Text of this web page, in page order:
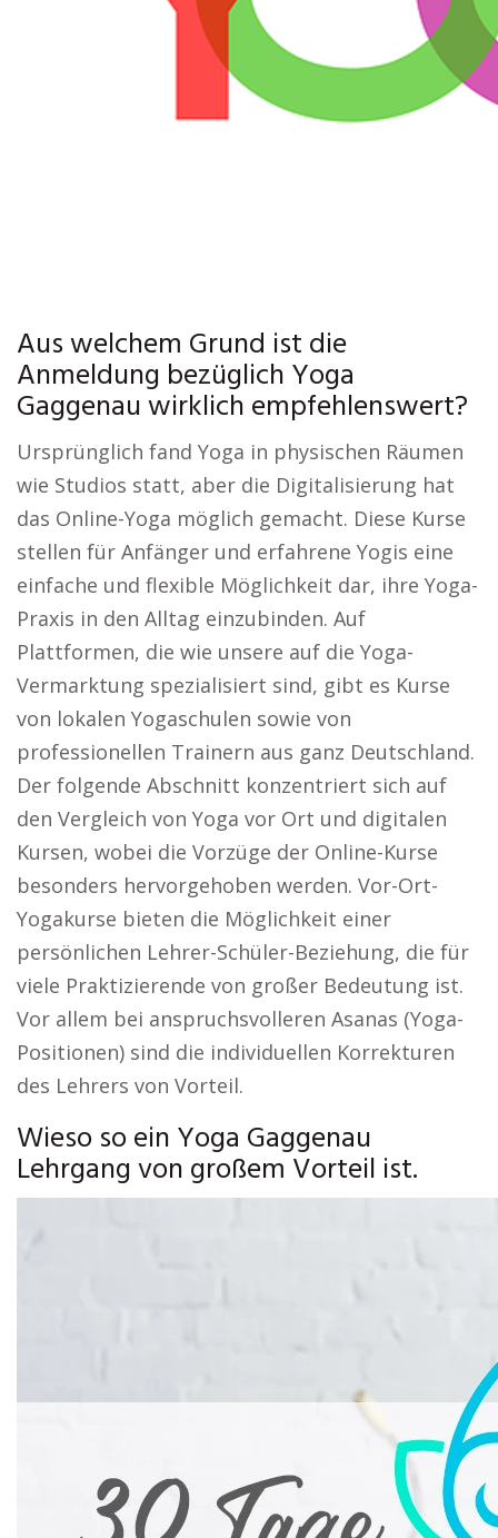
Aus welchem Grund ist die
Anmeldung bezüglich Yoga
Gaggenau wirklich empfehlenswert?
Ursprünglich fand Yoga in physischen Räumen
wie Studios statt, aber die Digitalisierung hat
das Online-Yoga möglich gemacht. Diese Kurse
stellen für Anfänger und erfahrene Yogis eine
einfache und flexible Möglichkeit dar, ihre Yoga-
Praxis in den Alltag einzubinden. Auf
Plattformen, die wie unsere auf die Yoga-
Vermarktung spezialisiert sind, gibt es Kurse
von lokalen Yogaschulen sowie von
professionellen Trainern aus ganz Deutschland.
Der folgende Abschnitt konzentriert sich auf
den Vergleich von Yoga vor Ort und digitalen
Kursen, wobei die Vorzüge der Online-Kurse
besonders hervorgehoben werden. Vor-Ort-
Yogakurse bieten die Möglichkeit einer
persönlichen Lehrer-Schüler-Beziehung, die für
viele Praktizierende von großer Bedeutung ist.
Vor allem bei anspruchsvolleren Asanas (Yoga-
Positionen) sind die individuellen Korrekturen
des Lehrers von Vorteil.
Wieso so ein Yoga Gaggenau
Lehrgang von großem Vorteil ist.